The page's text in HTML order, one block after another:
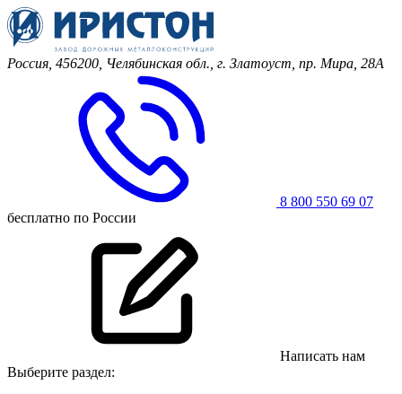
Россия, 456200, Челябинская обл., г. Златоуст, пр. Мира, 28А
8 800 550 69 07
бесплатно по России
Написать нам
Выберите раздел: